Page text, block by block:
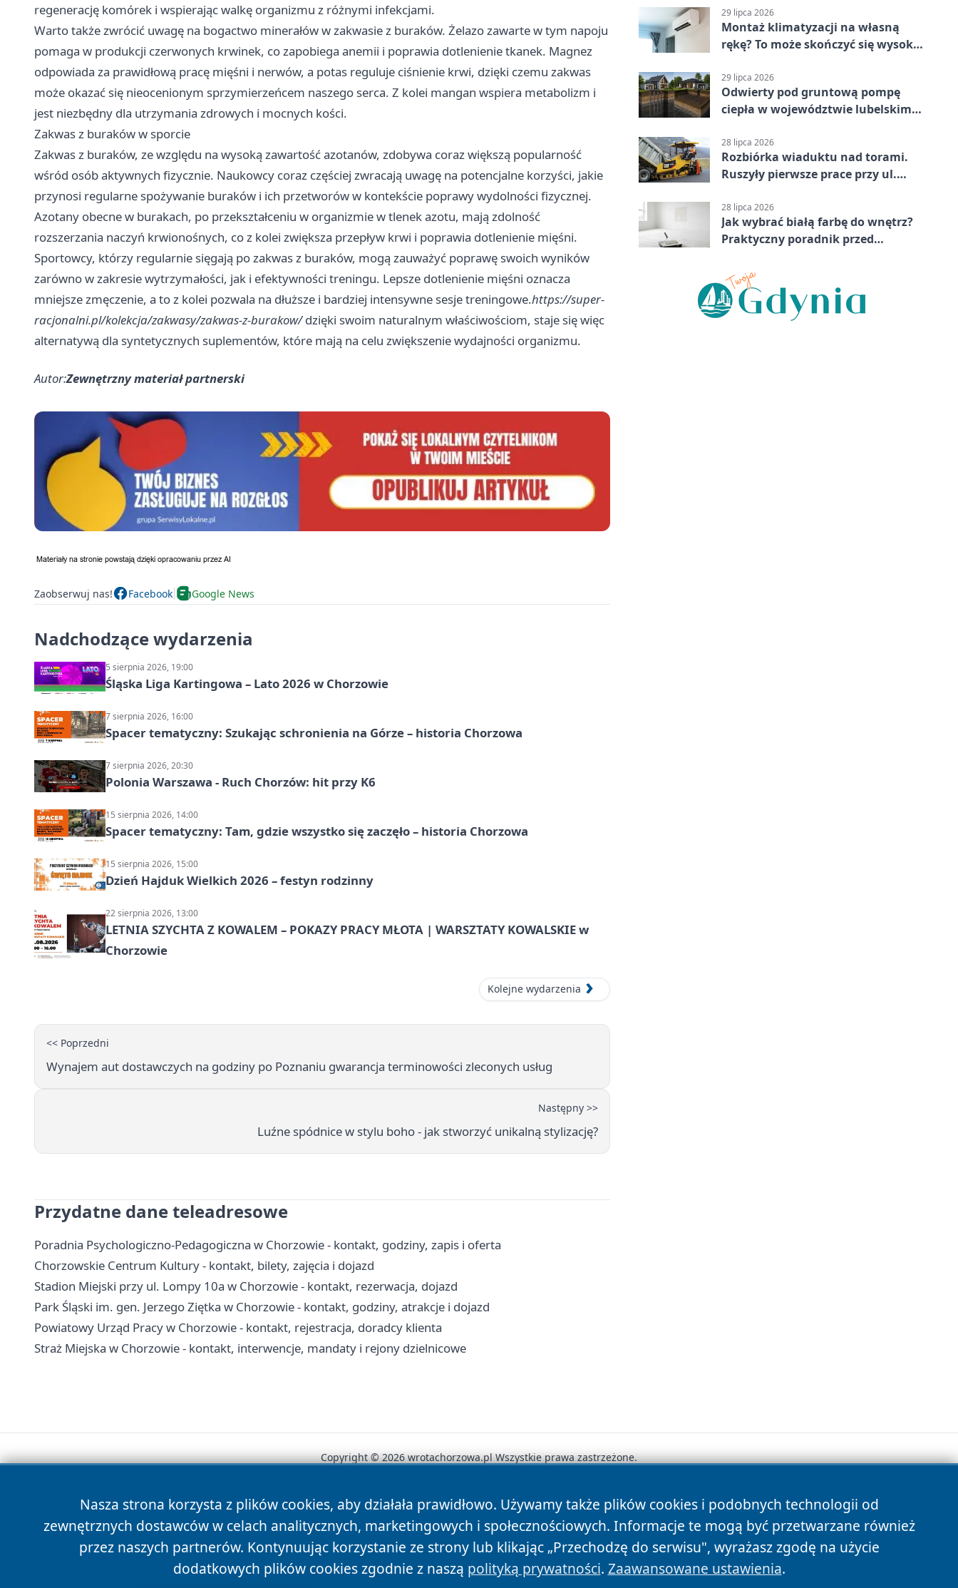
regenerację komórek i wspierając walkę organizmu z różnymi infekcjami.
Warto także zwrócić uwagę na bogactwo minerałów w zakwasie z buraków. Żelazo zawarte w tym napoju
pomaga w produkcji czerwonych krwinek, co zapobiega anemii i poprawia dotlenienie tkanek. Magnez
odpowiada za prawidłową pracę mięśni i nerwów, a potas reguluje ciśnienie krwi, dzięki czemu zakwas
może okazać się nieocenionym sprzymierzeńcem naszego serca. Z kolei mangan wspiera metabolizm i
jest niezbędny dla utrzymania zdrowych i mocnych kości.
Zakwas z buraków w sporcie
Zakwas z buraków, ze względu na wysoką zawartość azotanów, zdobywa coraz większą popularność
wśród osób aktywnych fizycznie. Naukowcy coraz częściej zwracają uwagę na potencjalne korzyści, jakie
przynosi regularne spożywanie buraków i ich przetworów w kontekście poprawy wydolności fizycznej.
Azotany obecne w burakach, po przekształceniu w organizmie w tlenek azotu, mają zdolność
rozszerzania naczyń krwionośnych, co z kolei zwiększa przepływ krwi i poprawia dotlenienie mięśni.
Sportowcy, którzy regularnie sięgają po zakwas z buraków, mogą zauważyć poprawę swoich wyników
zarówno w zakresie wytrzymałości, jak i efektywności treningu. Lepsze dotlenienie mięśni oznacza
mniejsze zmęczenie, a to z kolei pozwala na dłuższe i bardziej intensywne sesje treningowe.https://super-
racjonalni.pl/kolekcja/zakwasy/zakwas-z-burakow/dzięki swoim naturalnym właściwościom, staje się więc
alternatywą dla syntetycznych suplementów, które mają na celu zwiększenie wydajności organizmu.
Autor:Zewnętrzny materiał partnerski
Zaobserwuj nas! Facebook Google News
Nadchodzące wydarzenia
5 sierpnia 2026, 19:00
Śląska Liga Kartingowa – Lato 2026 w Chorzowie
7 sierpnia 2026, 16:00
Spacer tematyczny: Szukając schronienia na Górze – historia Chorzowa
7 sierpnia 2026, 20:30
Polonia Warszawa - Ruch Chorzów: hit przy K6
15 sierpnia 2026, 14:00
Spacer tematyczny: Tam, gdzie wszystko się zaczęło – historia Chorzowa
15 sierpnia 2026, 15:00
Dzień Hajduk Wielkich 2026 – festyn rodzinny
22 sierpnia 2026, 13:00
LETNIA SZYCHTA Z KOWALEM – POKAZY PRACY MŁOTA | WARSZTATY KOWALSKIE w
Chorzowie
Kolejne wydarzenia
<< Poprzedni
Wynajem aut dostawczych na godziny po Poznaniu gwarancja terminowości zleconych usług
Następny >>
Luźne spódnice w stylu boho - jak stworzyć unikalną stylizację?
Przydatne dane teleadresowe
Poradnia Psychologiczno-Pedagogiczna w Chorzowie - kontakt, godziny, zapis i oferta
Chorzowskie Centrum Kultury - kontakt, bilety, zajęcia i dojazd
Stadion Miejski przy ul. Lompy 10a w Chorzowie - kontakt, rezerwacja, dojazd
Park Śląski im. gen. Jerzego Ziętka w Chorzowie - kontakt, godziny, atrakcje i dojazd
Powiatowy Urząd Pracy w Chorzowie - kontakt, rejestracja, doradcy klienta
Straż Miejska w Chorzowie - kontakt, interwencje, mandaty i rejony dzielnicowe
29 lipca 2026
Montaż klimatyzacji na własną
rękę? To może skończyć się wysoką
29 lipca 2026
Odwierty pod gruntową pompę
ciepła w województwie lubelskim -
28 lipca 2026
Rozbiórka wiaduktu nad torami.
Ruszyły pierwsze prace przy ul.
28 lipca 2026
Jak wybrać białą farbę do wnętrz?
Praktyczny poradnik przed
Nasza strona korzysta z plików cookies, aby działała prawidłowo. Używamy także plików cookies i podobnych technologii od
zewnętrznych dostawców w celach analitycznych, marketingowych i społecznościowych. Informacje te mogą być przetwarzane również
przez naszych partnerów. Kontynuując korzystanie ze strony lub klikając „Przechodzę do serwisu", wyrażasz zgodę na użycie
dodatkowych plików cookies zgodnie z naszą polityką prywatności. Zaawansowane ustawienia.
Copyright © 2026 wrotachorzowa.pl Wszystkie prawa zastrzeżone.
News Autorzy Polityka Prywatności Polityka Cookies